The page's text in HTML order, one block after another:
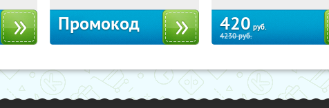
Промокод 420 руб.
4230руб.